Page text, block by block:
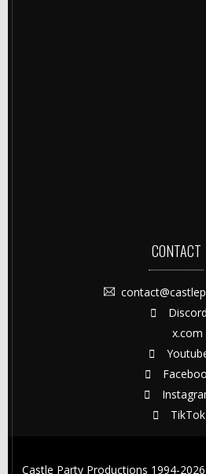
CONTACT
Discord
x.com
TikTok
Castle Party Productions 1994-